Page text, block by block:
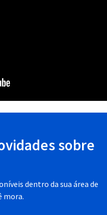
sobre
dentro da sua área de
mora.